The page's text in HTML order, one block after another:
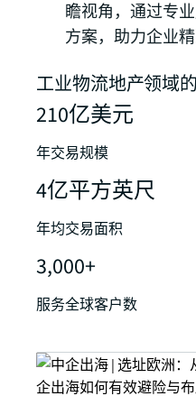
瞻视角，通过专
方案，助力企业
工业物流地产领域
210亿美元
年交易规模
4亿平方英尺
年均交易面积
3,000+
服务全球客户数